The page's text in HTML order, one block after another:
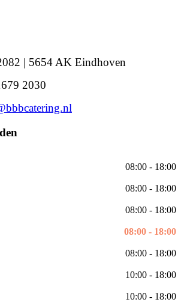
| 5654 AK Eindhoven
2030
08:00 - 18:00
08:00 - 18:00
08:00 - 18:00
08:00 - 18:00
08:00 - 18:00
10:00 - 18:00
10:00 - 18:00